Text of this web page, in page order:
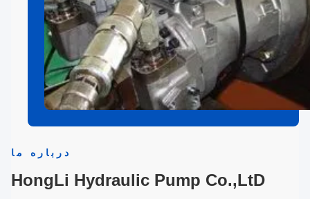
درباره ما
HongLi Hydraulic Pump Co.,LtD